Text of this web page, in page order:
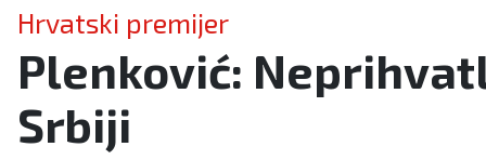
Hrvatski premijer
Plenković:
Srbiji